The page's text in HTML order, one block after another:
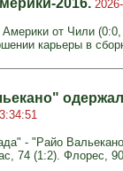
2016.
от Чили
карьеры в
- "Райо
74 (1:2). Флорес,